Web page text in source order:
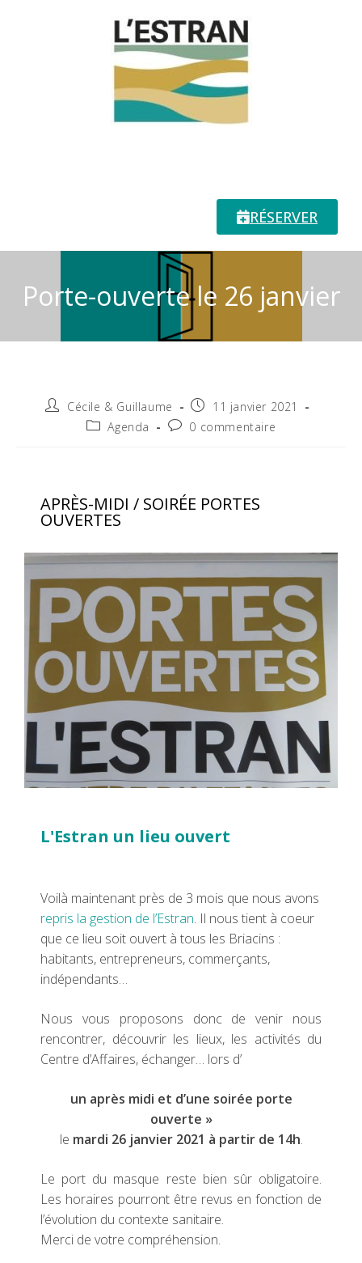
RÉSERVER
Porte-ouverte le 26 janvier
Cécile & Guillaume
11 janvier 2021
Agenda
0 commentaire
APRÈS-MIDI / SOIRÉE PORTES
OUVERTES
L'Estran un lieu ouvert
Voilà maintenant près de 3 mois que nous avons
repris la gestion de l’Estran. Il nous tient à coeur
que ce lieu soit ouvert à tous les Briacins :
habitants, entrepreneurs, commerçants,
indépendants…
Nous vous proposons donc de venir nous
rencontrer, découvrir les lieux, les activités du
Centre d’Affaires, échanger… lors d’
un après midi et d’une soirée porte
ouverte »
le mardi 26 janvier 2021 à partir de 14h.
Le port du masque reste bien sûr obligatoire.
Les horaires pourront être revus en fonction de
l’évolution du contexte sanitaire.
Merci de votre compréhension.